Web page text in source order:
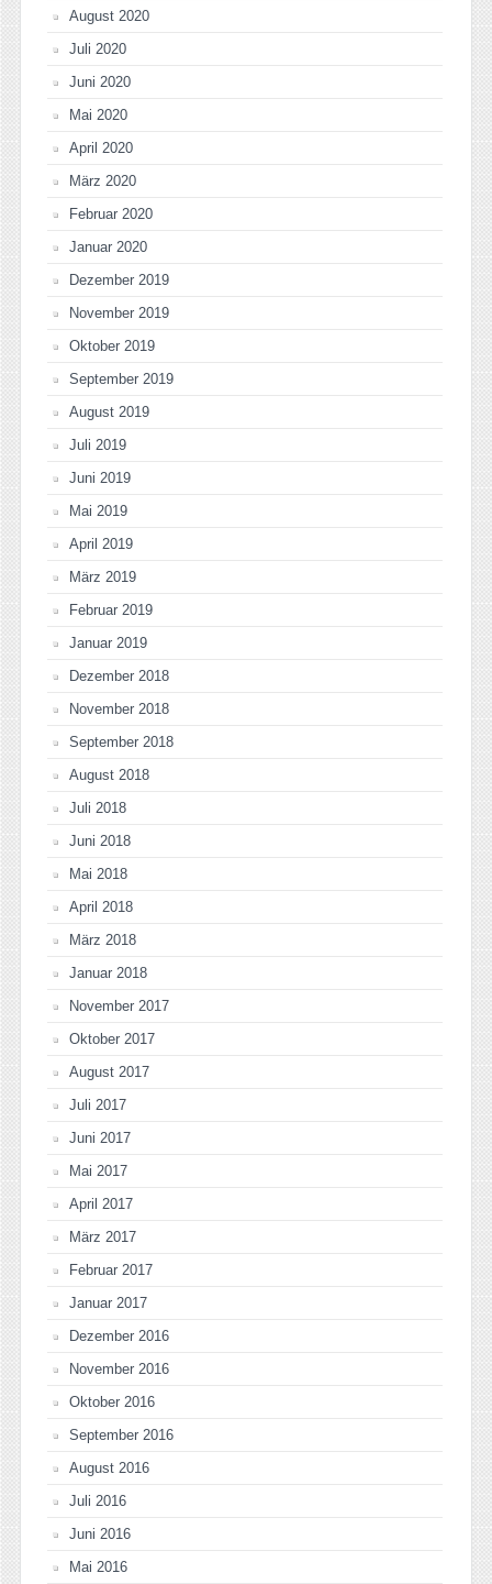
August 2020
Juli 2020
Juni 2020
Mai 2020
April 2020
März 2020
Februar 2020
Januar 2020
Dezember 2019
November 2019
Oktober 2019
September 2019
August 2019
Juli 2019
Juni 2019
Mai 2019
April 2019
März 2019
Februar 2019
Januar 2019
Dezember 2018
November 2018
September 2018
August 2018
Juli 2018
Juni 2018
Mai 2018
April 2018
März 2018
Januar 2018
November 2017
Oktober 2017
August 2017
Juli 2017
Juni 2017
Mai 2017
April 2017
März 2017
Februar 2017
Januar 2017
Dezember 2016
November 2016
Oktober 2016
September 2016
August 2016
Juli 2016
Juni 2016
Mai 2016